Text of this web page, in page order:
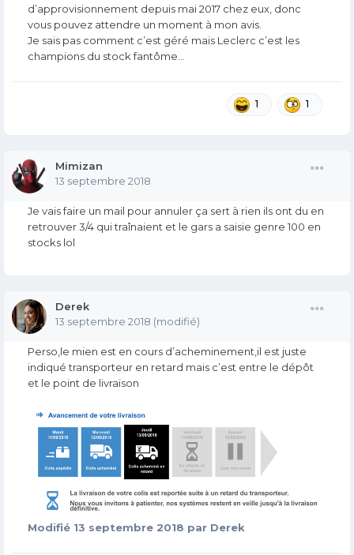
d’approvisionnement depuis mai 2017 chez eux, donc
vous pouvez attendre un moment à mon avis.
Je sais pas comment c’est géré mais Leclerc c’est les
champions du stock fantôme...
1 1
Mimizan
13 septembre 2018
Je vais faire un mail pour annuler ça sert à rien ils ont du en
retrouver 3/4 qui traînaient et le gars a saisie genre 100 en
stocks lol
Derek
13 septembre 2018 (modifié)
Perso,le mien est en cours d’acheminement,il est juste
indiqué transporteur en retard mais c’est entre le dépôt
et le point de livraison
Modifié 13 septembre 2018 par Derek